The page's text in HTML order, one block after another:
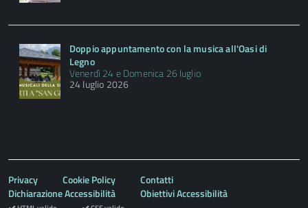
Doppio appuntamento con la musica all'Oasi di
Legno
Venerdì 24 e Domenica 26 luglio
24 luglio 2026
Privacy Cookie Policy
Contatti
Dichiarazione Accessibilità
Obiettivi Accessibilità